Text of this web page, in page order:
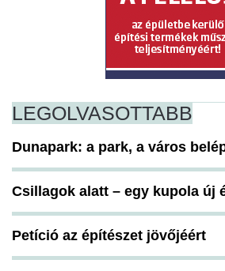
LEGOLVASOTTABB
Dunapark: a park, a város
Csillagok alatt – egy kupola új
Petíció az építészet jövőjéért